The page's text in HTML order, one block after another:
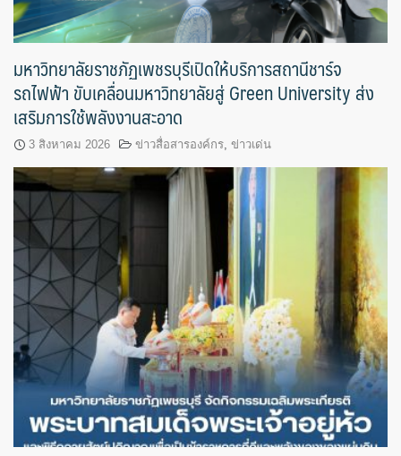
มหาวิทยาลัยราชภัฏเพชรบุรีเปิดให้บริการสถานีชาร์จ
รถไฟฟ้า ขับเคลื่อนมหาวิทยาลัยสู่ Green University ส่ง
เสริมการใช้พลังงานสะอาด
3 สิงหาคม 2026 ข่าวสื่อสารองค์กร, ข่าวเด่น